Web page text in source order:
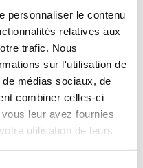
personnaliser le contenu
relatives aux
trafic. Nous
sur l'utilisation de
médias sociaux, de
combiner celles-ci
leur avez fournies
utilisation de leurs
m/s. Une
la vitesse
2 à 2,5 m/s
réduction de
de stress
PET,
vent plus fort,
s, l’influence